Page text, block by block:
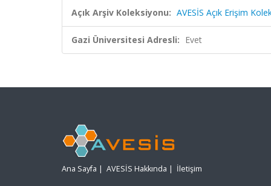
Açık Arşiv Koleksiyonu: AVESİS Açık Erişim
Gazi Üniversitesi Adresli: Evet
Ana Sayfa | AVESİS Hakkında | İletişim